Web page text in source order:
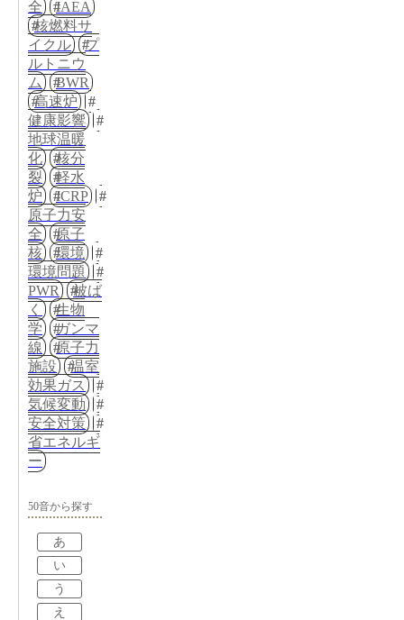
全
IAEA
核燃料サ
イクル
プ
ルトニウ
ム
BWR
高速炉
健康影響
地球温暖
化
核分
裂
軽水
炉
ICRP
原子力安
全
原子
核
環境
環境問題
PWR
被ば
く
生物
学
ガンマ
線
原子力
施設
温室
効果ガス
気候変動
安全対策
省エネルギ
ー
50音から探す
あ
い
う
え